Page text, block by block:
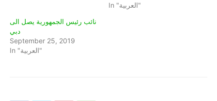
In "العربية"
نائب رئيس الجمهورية يصل الى
دبي
September 25, 2019
In "العربية"